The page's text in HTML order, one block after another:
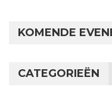
KOMENDE
CATEGORIEËN